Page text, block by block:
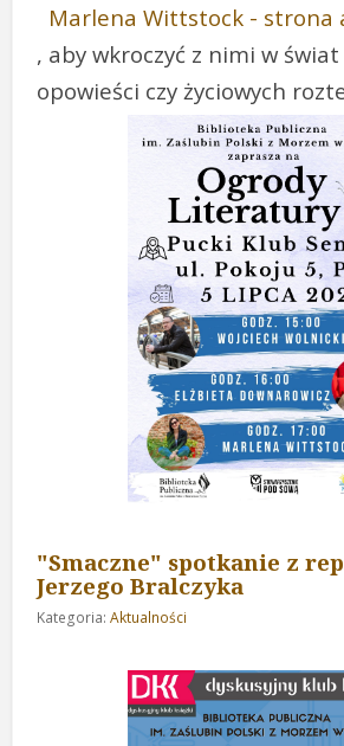
Marlena Wittstock - strona
, aby wkroczyć z nimi w
opowieści czy życiowych
"Smaczne" spotkanie z
Jerzego Bralczyka
Kategoria: Aktualności